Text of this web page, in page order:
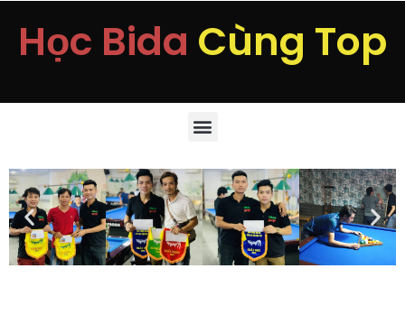
Học Bida Cùng Top